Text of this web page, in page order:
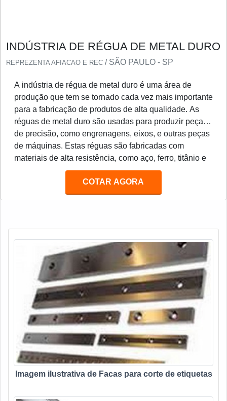
INDÚSTRIA DE RÉGUA DE METAL DURO
REPREZENTA AFIACAO E REC / SÃO PAULO - SP
A indústria de régua de metal duro é uma área de
produção que tem se tornado cada vez mais importante
para a fabricação de produtos de alta qualidade. As
réguas de metal duro são usadas para produzir peças
de precisão, como engrenagens, eixos, e outras peças
de máquinas. Estas réguas são fabricadas com
materiais de alta resistência, como aço, ferro, titânio e
outros metais duros. Estes materiais são resistentes ao
desgaste e à corrosão, o que torna as réguas de metal
duro ideais para a produção de peças de precisão.
necessidade de manutenção.
COTAR AGORA
Imagem ilustrativa de Facas para corte de etiquetas